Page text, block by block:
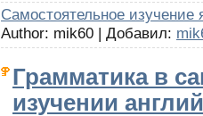
Cамостоятельное изучение
Author: mik60 | Добавил:
Грамматика в
изучении